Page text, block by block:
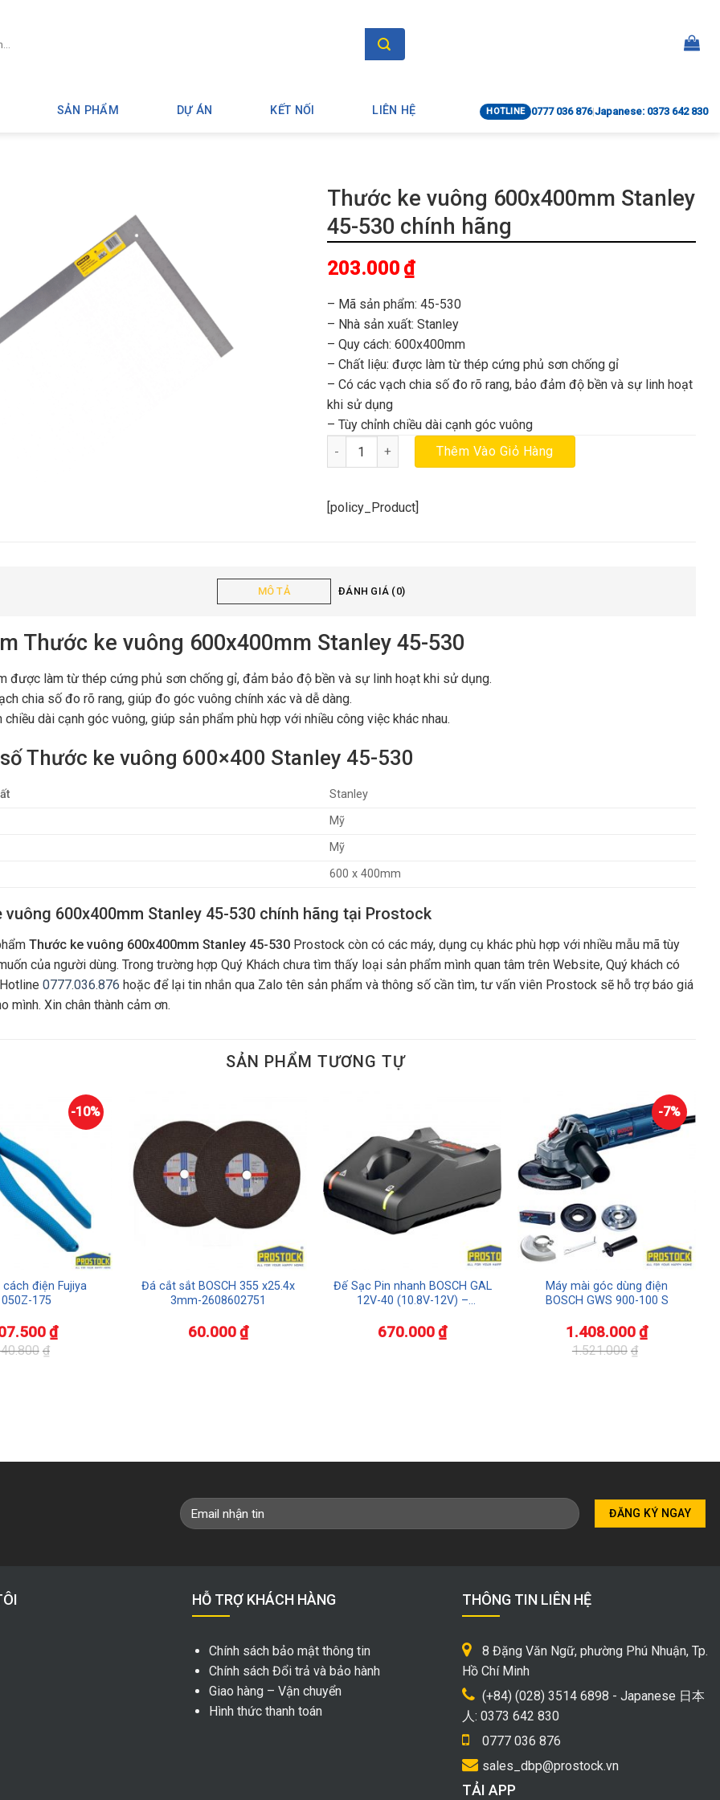
SẢN PHẨM DỰ ÁN KẾT NỐI LIÊN HỆ HOTLINE 0777 036 876|Japanese: 0373 642 830
Thước ke vuông 600x400mm Stanley
45-530 chính hãng
203.000 ₫
– Mã sản phẩm: 45-530
– Nhà sản xuất: Stanley
– Quy cách: 600x400mm
– Chất liệu: được làm từ thép cứng phủ sơn chống gỉ
– Có các vạch chia số đo rõ rang, bảo đảm độ bền và sự linh hoạt
khi sử dụng
– Tùy chỉnh chiều dài cạnh góc vuông
Thước ke vuông 600x400mm Stanley 45-530 chính hãng số lượng
Thêm Vào Giỏ Hàng
[policy_Product]
MÔ TẢ ĐÁNH GIÁ (0)
Thước ke vuông 600x400mm Stanley 45-530
được làm từ thép cứng phủ sơn chống gỉ, đảm bảo độ bền và sự linh hoạt khi sử dụng.
chia số đo rõ rang, giúp đo góc vuông chính xác và dễ dàng.
chiều dài cạnh góc vuông, giúp sản phẩm phù hợp với nhiều công việc khác nhau.
Thước ke vuông 600×400 Stanley 45-530
Stanley
Mỹ
Mỹ
600 x 400mm
vuông 600x400mm Stanley 45-530 chính hãng tại Prostock
Thước ke vuông 600x400mm Stanley 45-530 Prostock còn có các máy, dụng cụ khác phù hợp với nhiều mẫu mã tùy
của người dùng. Trong trường hợp Quý Khách chưa tìm thấy loại sản phẩm mình quan tâm trên Website, Quý khách có
0777.036.876 hoặc để lại tin nhắn qua Zalo tên sản phẩm và thông số cần tìm, tư vấn viên Prostock sẽ hỗ trợ báo giá
mình. Xin chân thành cảm ơn.
SẢN PHẨM TƯƠNG TỰ
-10%
cách điện Fujiya
175
₫
₫
Đá cắt sắt BOSCH 355 x25.4x
3mm-2608602751
60.000₫
Đế Sạc Pin nhanh BOSCH GAL
12V-40 (10.8V-12V) –
670.000₫
-7%
Máy mài góc dùng điện
BOSCH GWS 900-100 S
1.521.000 ₫
1.408.000₫
HỖ TRỢ KHÁCH HÀNG
Chính sách bảo mật thông tin
Chính sách Đổi trả và bảo hành
Giao hàng – Vận chuyển
Hình thức thanh toán
THÔNG TIN LIÊN HỆ
8 Đặng Văn Ngữ, phường Phú Nhuận, Tp.
Hồ Chí Minh
(+84) (028) 3514 6898 - Japanese 日本
人: 0373 642 830
0777 036 876
sales_dbp@prostock.vn
TẢI APP